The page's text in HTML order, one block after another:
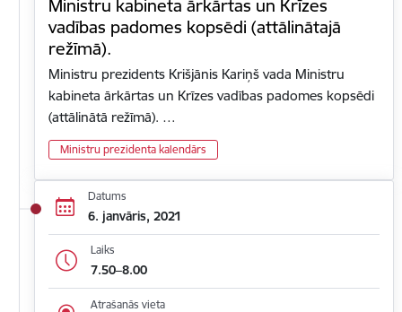
Ministru kabineta ārkārtas un Krīzes
vadības padomes kopsēdi (attālinātajā
režīmā).
Ministru prezidents Krišjānis Kariņš vada Ministru
kabineta ārkārtas un Krīzes vadības padomes kopsēdi
(attālinātā režīmā). …
Ministru prezidenta kalendārs
Datums
6. janvāris, 2021
Laiks
7.50–8.00
Atrašanās vieta